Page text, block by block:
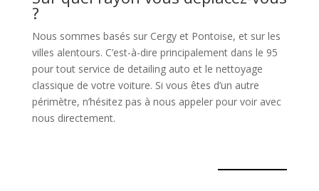
?
Nous sommes basés sur Cergy et Pontoise, et sur les
villes alentours. C’est-à-dire principalement dans le 95
pour tout service de detailing auto et le nettoyage
classique de votre voiture. Si vous êtes d’un autre
périmètre, n’hésitez pas à nous appeler pour voir avec
nous directement.